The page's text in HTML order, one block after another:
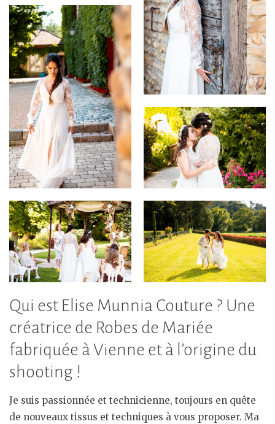
Qui est Elise Munnia Couture ? Une
créatrice de Robes de Mariée
fabriquée à Vienne et à l’origine du
shooting !
Je suis passionnée et technicienne, toujours en quête
de nouveaux tissus et techniques à vous proposer. Ma